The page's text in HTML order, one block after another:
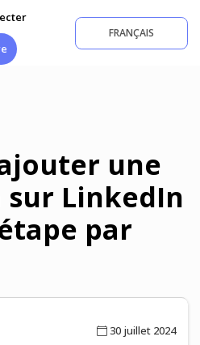
FRANÇAIS
une
LinkedIn
par
30 juillet 2024